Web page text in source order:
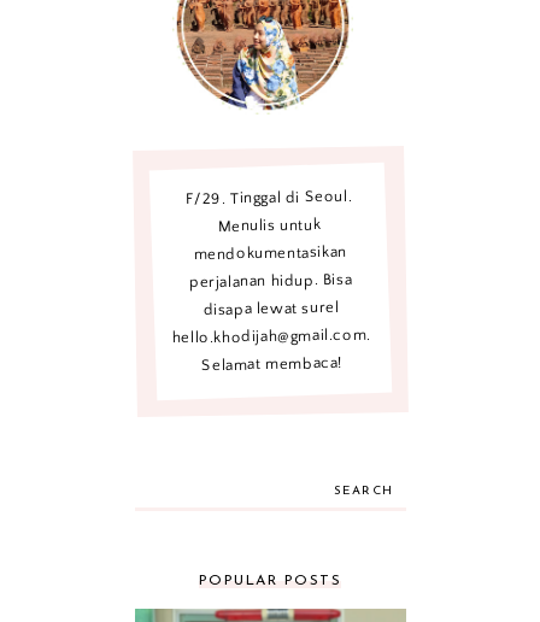
F/29. Tinggal di Seoul.
Menulis untuk
mendokumentasikan
perjalanan hidup. Bisa
disapa lewat surel
hello.khodijah@gmail.com.
Selamat membaca!
SEARCH
POPULAR POSTS